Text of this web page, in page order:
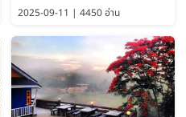
2025-09-11 | 4450 อ่าน